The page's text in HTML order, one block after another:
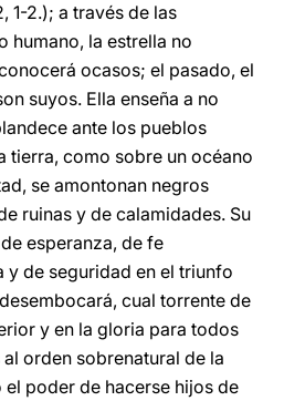
1-2.); a través de las
humano, la estrella no
ocasos; el pasado, el
suyos. Ella enseña a no
ante los pueblos
tierra, como sobre un océano
se amontonan negros
ruinas y de calamidades. Su
esperanza, de fe
y de seguridad en el triunfo
cual torrente de
y en la gloria para todos
orden sobrenatural de la
poder de hacerse hijos de